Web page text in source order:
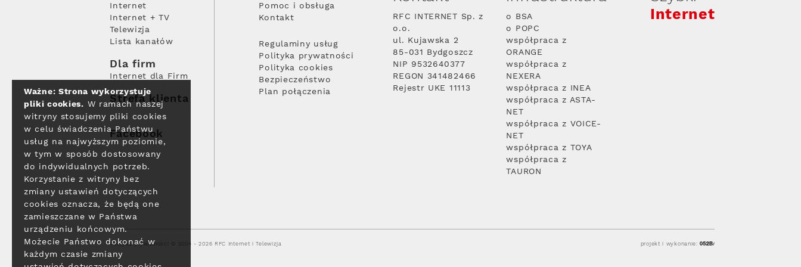
Internet
Internet + TV
Telewizja
Lista kanałów
Dla firm
Internet dla Firm
Strefa klienta
Facebook
Pomoc i obsługa
Kontakt
Regulaminy usług
Polityka prywatności
Polityka cookies
Bezpieczeństwo
Plan połączenia
RFC INTERNET Sp. z
o.o.
ul. Kujawska 2
85-031 Bydgoszcz
NIP 9532640377
REGON 341482466
Rejestr UKE 11113
o BSA
o POPC
współpraca z
ORANGE
współpraca z
NEXERA
współpraca z INEA
współpraca z ASTA-
NET
współpraca z VOICE-
NET
współpraca z TOYA
współpraca z
TAURON
Internet
Polityka prywatności © 2004 - 2026 RFC Internet i Telewizja projekt i wykonanie:
Ważne: Strona wykorzystuje
pliki cookies. W ramach naszej
witryny stosujemy pliki cookies
w celu świadczenia Państwu
usług na najwyższym poziomie,
w tym w sposób dostosowany
do indywidualnych potrzeb.
Korzystanie z witryny bez
zmiany ustawień dotyczących
cookies oznacza, że będą one
zamieszczane w Państwa
urządzeniu końcowym.
Możecie Państwo dokonać w
każdym czasie zmiany